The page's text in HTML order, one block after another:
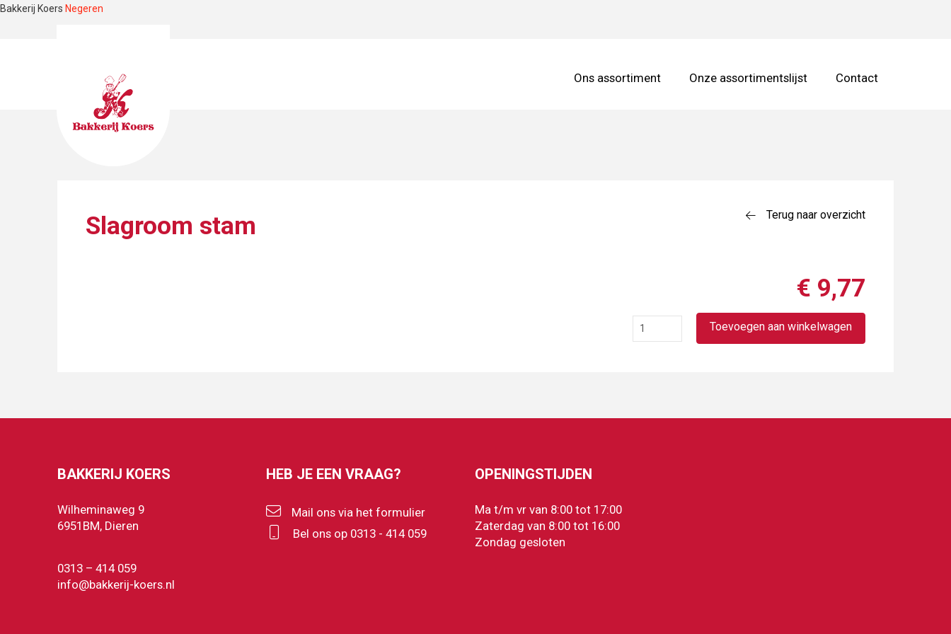
Bakkerij Koers Negeren
Ons assortiment Onze assortimentslijst Contact
Slagroom stam Terug naar overzicht
€ 9,77
Slagroom
Toevoegen aan winkelwagen
BAKKERIJ KOERS
Wilheminaweg 9
6951BM, Dieren
0313 – 414 059
info@bakkerij-koers.nl
HEB JE EEN VRAAG?
Mail ons via het formulier
Bel ons op 0313 - 414 059
OPENINGSTIJDEN
Ma t/m vr van 8:00 tot 17:00
Zaterdag van 8:00 tot 16:00
Zondag gesloten